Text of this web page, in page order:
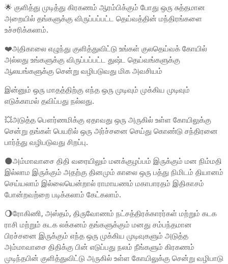
🌟 குளித்து முடித்து கிரகணம் ஆரம்பிக்கும் போது ஒரு சுத்தமான
அறையில் தங்களுக்கு விருப்பப்பட்ட தெய்வத்தின் மந்திரங்களை
உச்சரிக்கலாம்.
❤️அதிகாலை எழுந்து குளித்துவிட்டு உங்கள் குலதெய்வக் கோயில்
அல்லது உங்களுக்கு விருப்பப்பட்ட துஷ்ட தெய்வங்களுக்கு
ஆலயங்களுக்கு சென்று வழிபடுவது மிக அவசியம்
இன்னும் ஒரு மாதத்திற்கு எந்த ஒரு முடிவும் முக்கிய முடிவும்
எடுக்காமல் தவிப்பது நல்லது.
💥அடுத்த பௌர்ணமிக்கு ஏதாவது ஒரு அருகில் உள்ள கோயிலுக்கு
சென்று தங்கள் பெயரில் ஒரு அர்ச்சனை செய்து கொண்டு சந்திரனை
பார்த்து வழிபடுவது சிறப்பு.
🌑அம்மாவாசை திதி வரையிலும் மனக்குழப்பம் இருக்கும் மன நிம்மதி
இல்லாம இருக்கும் அதற்கு தினமும் காலை ஒரு பத்து நிமிடம் தியானம்
செய்யலாம் இல்லையென்றால் ராமாயணம் மகாபாரதம் இதிகாசம்
போன்றவற்றை படிக்கலாம் கேட்கலாம்.
🌖ரோகிணி, அஸ்தம், திருவோணம் நட்சத்திரக்காரர்கள் மற்றும் கடக
ராசி மற்றும் கடக லக்கனம் தங்களுக்கும் மனது சம்பந்தமான
பிரச்சனை இருக்கும் எந்த ஒரு முக்கிய முடிவுகளும் அடுத்த
அம்மாவாசை திதிக்கு பின் எடுப்பது நலம் நீங்களும் கிரகணம்
முடிந்தபின் குளித்துவிட்டு அருகில் உள்ள கோயிலுக்கு சென்று வழிபாடு